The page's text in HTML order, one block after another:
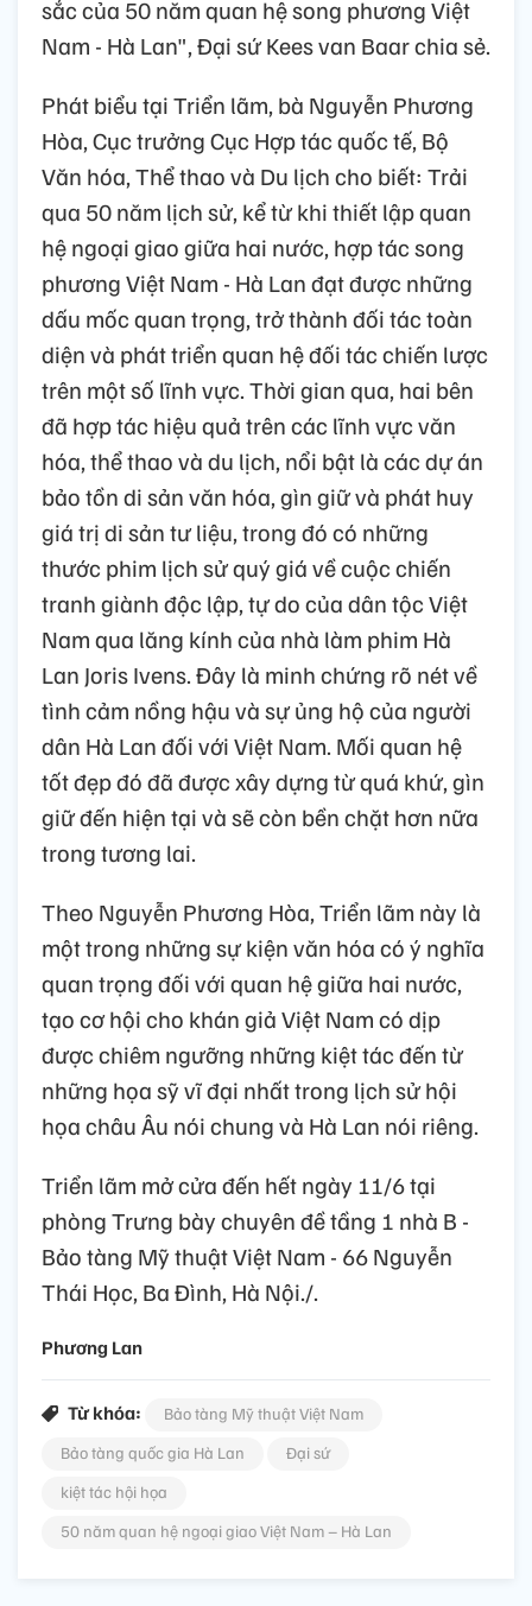
sắc của 50 năm quan hệ song phương Việt
Nam - Hà Lan", Đại sứ Kees van Baar chia sẻ.
Phát biểu tại Triển lãm, bà Nguyễn Phương
Hòa, Cục trưởng Cục Hợp tác quốc tế, Bộ
Văn hóa, Thể thao và Du lịch cho biết: Trải
qua 50 năm lịch sử, kể từ khi thiết lập quan
hệ ngoại giao giữa hai nước, hợp tác song
phương Việt Nam - Hà Lan đạt được những
dấu mốc quan trọng, trở thành đối tác toàn
diện và phát triển quan hệ đối tác chiến lược
trên một số lĩnh vực. Thời gian qua, hai bên
đã hợp tác hiệu quả trên các lĩnh vực văn
hóa, thể thao và du lịch, nổi bật là các dự án
bảo tồn di sản văn hóa, gìn giữ và phát huy
giá trị di sản tư liệu, trong đó có những
thước phim lịch sử quý giá về cuộc chiến
tranh giành độc lập, tự do của dân tộc Việt
Nam qua lăng kính của nhà làm phim Hà
Lan Joris Ivens. Đây là minh chứng rõ nét về
tình cảm nồng hậu và sự ủng hộ của người
dân Hà Lan đối với Việt Nam. Mối quan hệ
tốt đẹp đó đã được xây dựng từ quá khứ, gìn
giữ đến hiện tại và sẽ còn bền chặt hơn nữa
trong tương lai.
Theo Nguyễn Phương Hòa, Triển lãm này là
một trong những sự kiện văn hóa có ý nghĩa
quan trọng đối với quan hệ giữa hai nước,
tạo cơ hội cho khán giả Việt Nam có dịp
được chiêm ngưỡng những kiệt tác đến từ
những họa sỹ vĩ đại nhất trong lịch sử hội
họa châu Âu nói chung và Hà Lan nói riêng.
Triển lãm mở cửa đến hết ngày 11/6 tại
phòng Trưng bày chuyên đề tầng 1 nhà B -
Bảo tàng Mỹ thuật Việt Nam - 66 Nguyễn
Thái Học, Ba Đình, Hà Nội./.
Phương Lan
Từ khóa:
Bảo tàng Mỹ thuật Việt Nam
Bảo tàng quốc gia Hà Lan
Đại sứ
kiệt tác hội họa
50 năm quan hệ ngoại giao Việt Nam – Hà Lan